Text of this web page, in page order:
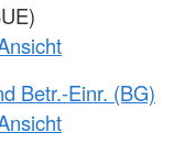
Betr.-Einr. (BG)